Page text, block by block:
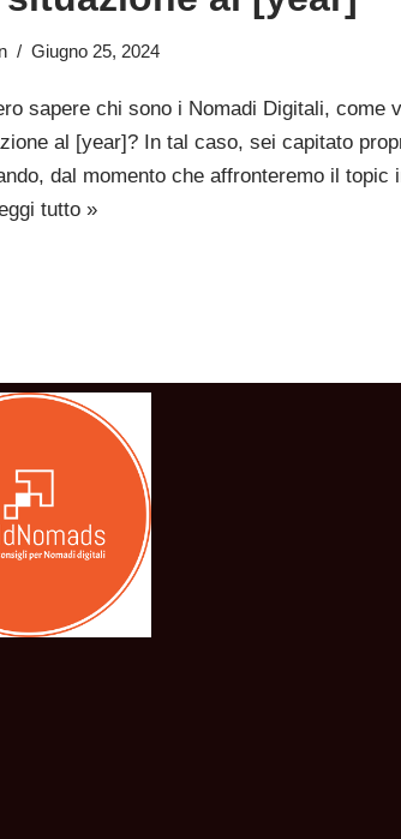
Giugno 25, 2024
sapere chi sono i Nomadi Digitali, come
al [year]? In tal caso, sei capitato
dal momento che affronteremo il topic
tutto »